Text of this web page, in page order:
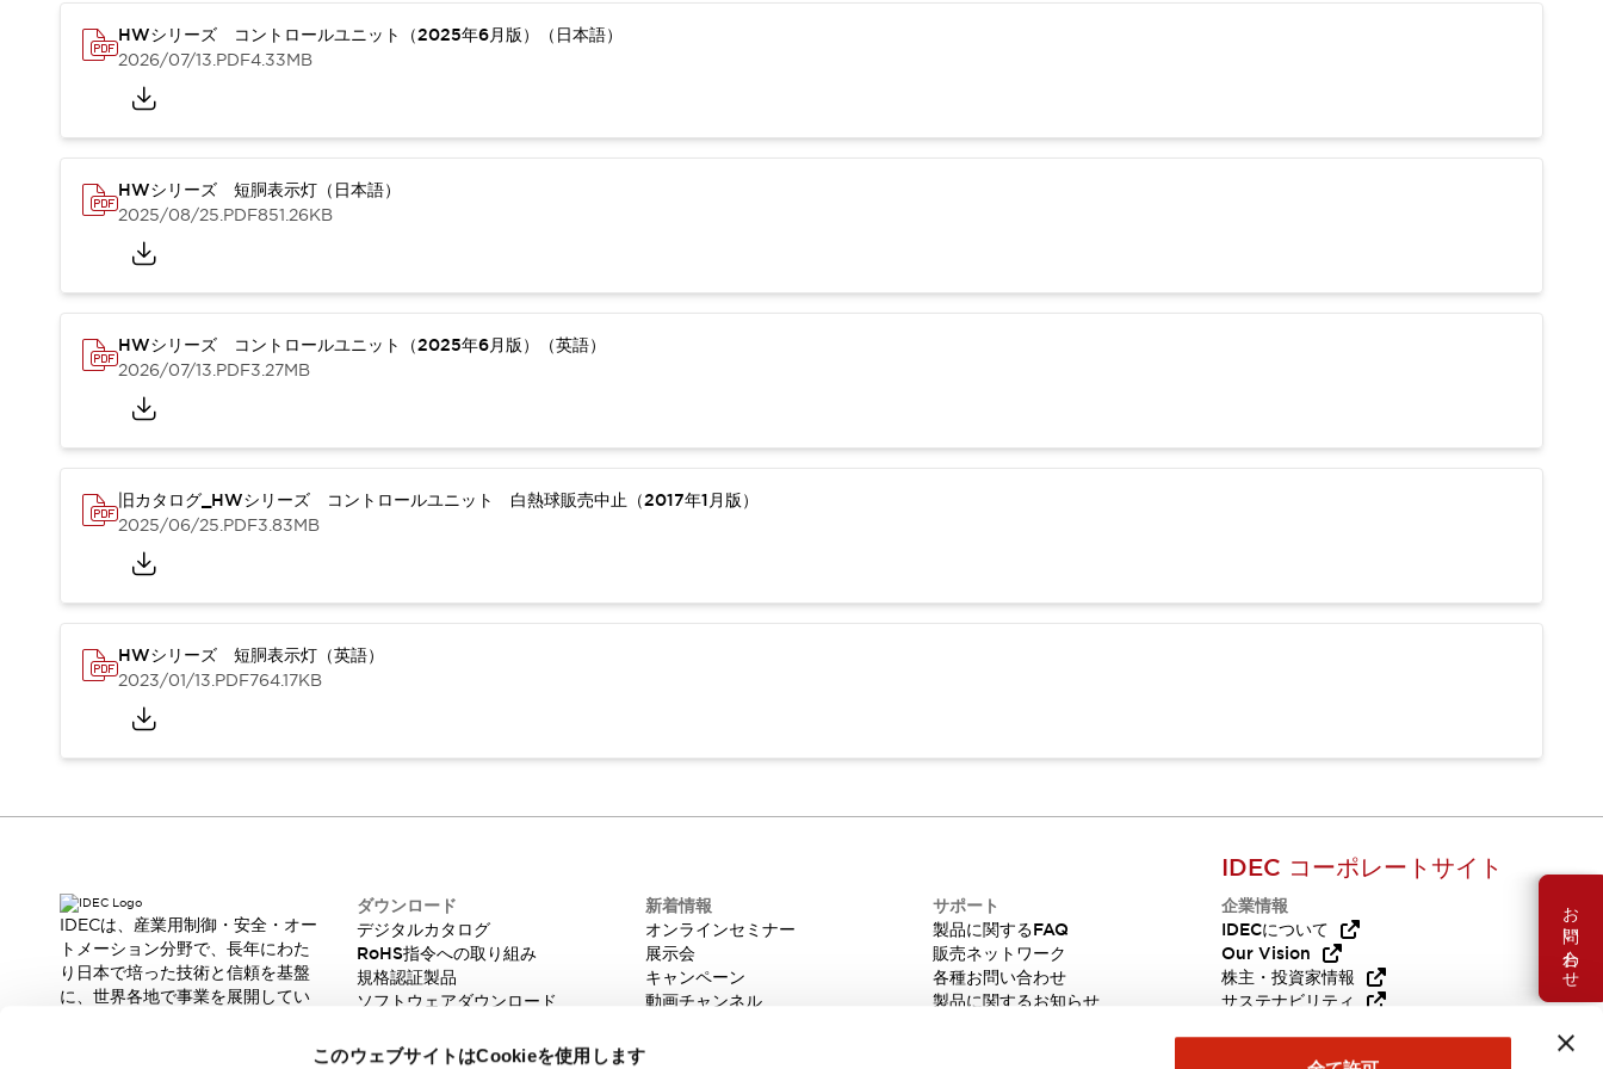
このウェブサイトはCookieを使用します
COLLABORATIVE ROBOTS
SWD搭載 AMR開発キット
防爆ソリューション
防爆技術への取り組み
防爆関連の法律・政令・省令
防爆安全セミナー
アプリケーション・事例
プリント基板製品ソリューション
人と機械の接点を清潔に
デジタルカタログRoHS指令への取り組み
規格認証製品
ソフトウェアダウンロード
Automation Organizer
スマートリレー専用プログラミングソフトウェア
一覧を表示する
脆弱性レポート一覧を表示する
オンラインセミナー
安全・防爆セミナー
プログラミングセミナー
一覧を表示する
キャンペーン
動画チャンネル
技術コラム
お問い合わせ
HWシリーズ コントロールユニット（2025年6月版）（日本語）
2026/07/13.PDF4.33MB
HWシリーズ 短胴表示灯（日本語）
2025/08/25.PDF851.26KB
HWシリーズ コントロールユニット（2025年6月版）（英語）
2026/07/13.PDF3.27MB
旧カタログ_HWシリーズ コントロールユニット 白熱球販売中止（2017年1月版）
2025/06/25.PDF3.83MB
HWシリーズ 短胴表示灯（英語）
2023/01/13.PDF764.17KB
IDECは、産業用制御・安全・オー
トメーション分野で、長年にわた
り日本で培った技術と信頼を基盤
に、世界各地で事業を展開してい
ダウンロード
デジタルカタログ
RoHS指令への取り組み
規格認証製品
ソフトウェアダウンロード
新着情報
オンラインセミナー
展示会
キャンペーン
動画チャンネル
IDEC ニュースレター
サポート
製品に関するFAQ
販売ネットワーク
各種お問い合わせ
製品に関するお知らせ
IDEC コーポレートサイト
企業情報
IDECについて
Our Vision
株主・投資家情報
サステナビリティ